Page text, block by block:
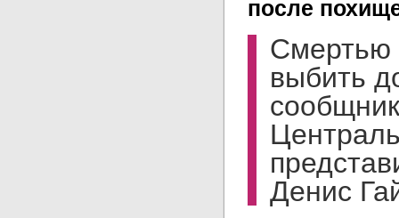
после
Смертью
выбить
Денис